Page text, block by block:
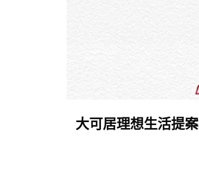
大可居理想生活提案